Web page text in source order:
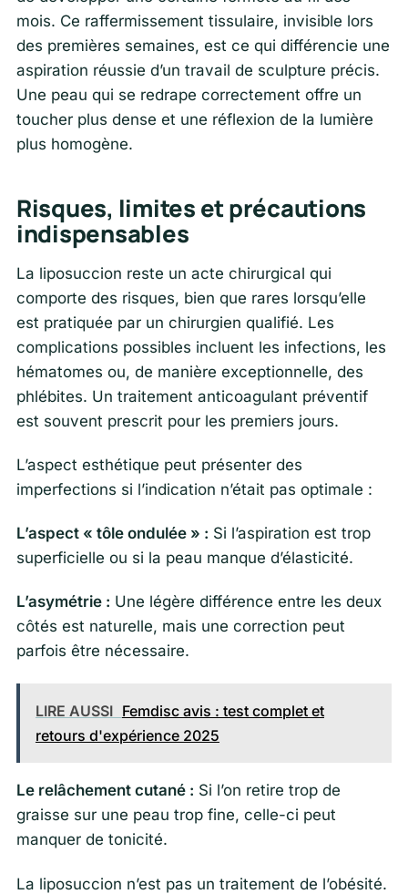
mois. Ce raffermissement tissulaire, invisible lors
des premières semaines, est ce qui différencie une
aspiration réussie d’un travail de sculpture précis.
Une peau qui se redrape correctement offre un
toucher plus dense et une réflexion de la lumière
plus homogène.
Risques, limites et précautions
indispensables
La liposuccion reste un acte chirurgical qui
comporte des risques, bien que rares lorsqu’elle
est pratiquée par un chirurgien qualifié. Les
complications possibles incluent les infections, les
hématomes ou, de manière exceptionnelle, des
phlébites. Un traitement anticoagulant préventif
est souvent prescrit pour les premiers jours.
L’aspect esthétique peut présenter des
imperfections si l’indication n’était pas optimale :
L’aspect « tôle ondulée » : Si l’aspiration est trop
superficielle ou si la peau manque d’élasticité.
L’asymétrie : Une légère différence entre les deux
côtés est naturelle, mais une correction peut
parfois être nécessaire.
LIRE AUSSI Femdisc avis : test complet et
retours d'expérience 2025
Le relâchement cutané : Si l’on retire trop de
graisse sur une peau trop fine, celle-ci peut
manquer de tonicité.
La liposuccion n’est pas un traitement de l’obésité.